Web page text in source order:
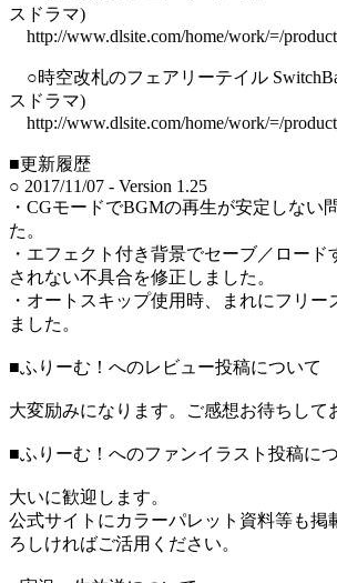
スドラマ)
http://www.dlsite.com/home/work/=/
○時空改札のフェアリーテイル
スドラマ)
http://www.dlsite.com/home/work/=/
■更新履歴
○ 2017/11/07 - Version 1.25
・CGモードでBGMの再生が安定しない
た。
・エフェクト付き背景でセーブ／ロード
されない不具合を修正しました。
・オートスキップ使用時、まれにフリー
ました。
■ふりーむ！へのレビュー投稿について
大変励みになります。ご感想お待ちして
■ふりーむ！へのファンイラスト投稿に
大いに歓迎します。
公式サイトにカラーパレット資料等も掲
ろしければご活用ください。